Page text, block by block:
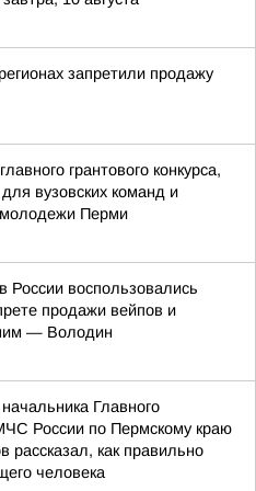
запретили продажу
грантового конкурса,
вузовских команд и
Перми
России воспользовались
продажи вейпов и
— Володин
Главного
России по Пермскому краю
рассказал, как правильно
человека